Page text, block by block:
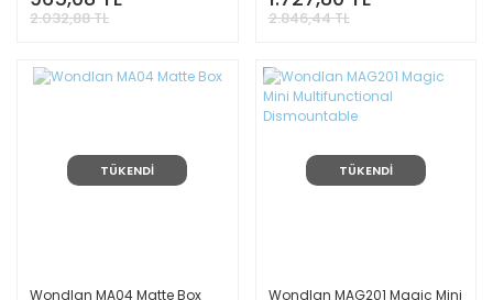
2.032,88 TL 2.846,44 TL
TÜKENDİ
Wondlan MA04 Matte Box
TÜKENDİ
Wondlan MAG201 Magic Mini